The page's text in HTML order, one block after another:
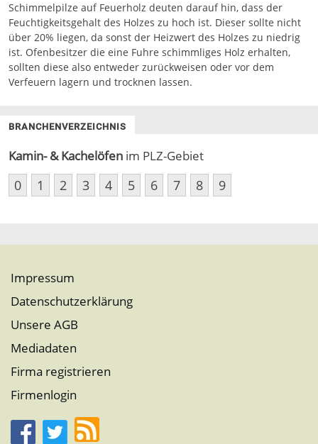
Schimmelpilze auf Feuerholz deuten darauf hin, dass der
Feuchtigkeitsgehalt des Holzes zu hoch ist. Dieser sollte nicht
über 20% liegen, da sonst der Heizwert des Holzes zu niedrig
ist. Ofenbesitzer die eine Fuhre schimmliges Holz erhalten,
sollten diese also entweder zurückweisen oder vor dem
Verfeuern lagern und trocknen lassen.
BRANCHENVERZEICHNIS
Kamin- & Kachelöfen im PLZ-Gebiet
0 1 2 3 4 5 6 7 8 9
Impressum
Datenschutzerklärung
Unsere AGB
Mediadaten
Firma registrieren
Firmenlogin